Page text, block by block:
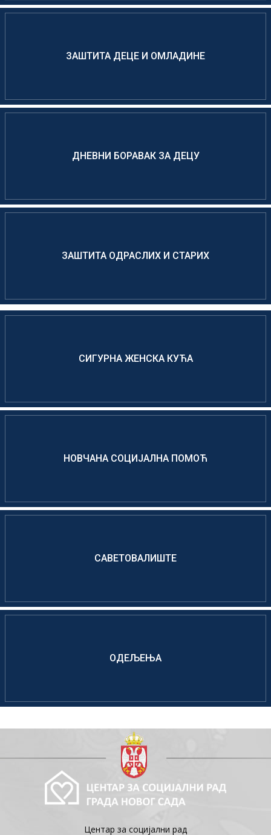
ЗАШТИТА ДЕЦЕ И ОМЛАДИНЕ
ДНЕВНИ БОРАВАК ЗА ДЕЦУ
ЗАШТИТА ОДРАСЛИХ И СТАРИХ
СИГУРНА ЖЕНСКА КУЋА
НОВЧАНА СОЦИЈАЛНА ПОМОЋ
САВЕТОВАЛИШТЕ
ОДЕЉЕЊА
Центар за социјални рад